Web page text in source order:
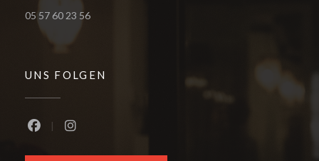
05 57 60 23 56
UNS FOLGEN